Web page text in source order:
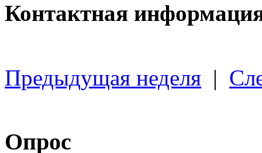
Контактная
Предыдущая неделя |
Опрос